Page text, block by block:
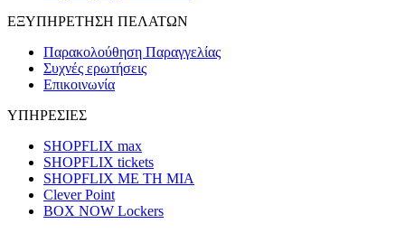
ΕΞΥΠΗΡΕΤΗΣΗ ΠΕΛΑΤΩΝ
Παρακολούθηση Παραγγελίας
Συχνές ερωτήσεις
Επικοινωνία
ΥΠΗΡΕΣΙΕΣ
SHOPFLIX max
SHOPFLIX tickets
SHOPFLIX ΜΕ ΤΗ ΜΙΑ
Clever Point
BOX NOW Lockers